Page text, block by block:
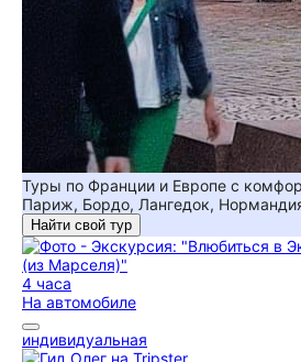
Туры по Франции и Европе с
Париж, Бордо, Лангедок,
Найти свой тур
4 часа
На автомобиле
индивидуальная